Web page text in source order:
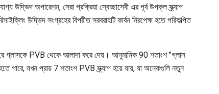
উদ্ভিদ অপারেশন, সেরা প্রক্রিয়া স্বেচ্ছাসেবী এর পূর্ব উপকূল স্ক্র্যাপ
উদ্ভিদ সংগ্রহের বিপরীত সরবরাহটি কার্বন নিরপেক্ষ হতে পরিকল্পিত
গ্লাসকে PVB থেকে আলাদা করে দেয়। আনুমানিক 90 শতাংশ "গ্লাস
পারে, যখন প্রায় 7 শতাংশ PVB স্ক্র্যাপ হয়ে যায়, যা অনেকগুলি নতুন